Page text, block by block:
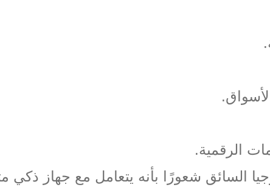
.
.
الرقمية.
السائق شعورًا بأنه يتعامل مع جهاز ذكي